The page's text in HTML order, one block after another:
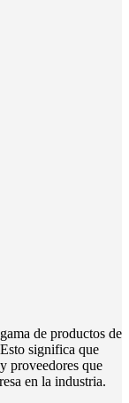
de productos de
significa que
proveedores que
en la industria.